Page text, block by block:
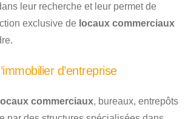
leur recherche et leur permet de
exclusive de locaux commerciaux
d’entreprise
locaux commerciaux, bureaux, entrepôts